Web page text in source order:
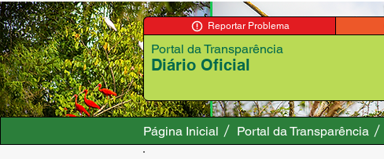
Reportar Problema
Diário Oficial
Portal da Transparência
Página Inicial Portal da Transparência